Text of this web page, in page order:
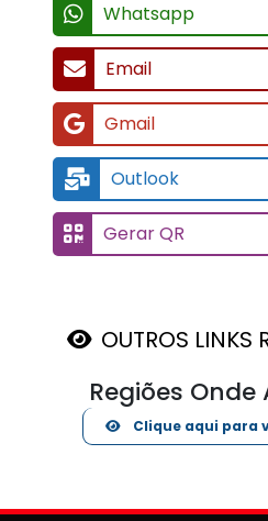
Whatsapp
Email
Gmail
Outlook
Gerar QR
OUTROS LINKS
Regiões
Clique aqui para